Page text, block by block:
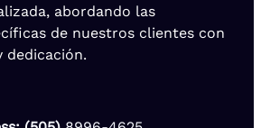
abordando las
de nuestros clientes con
dedicación.